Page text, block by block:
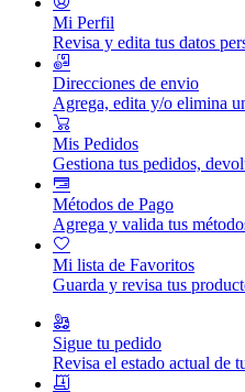
Mi Perfil
Revisa y edita tus datos
Direcciones de envio
Agrega, edita y/o elimina
Mis Pedidos
Gestiona tus pedidos,
Métodos de Pago
Agrega y valida tus
Mi lista de Favoritos
Guarda y revisa tus
Sigue tu pedido
Revisa el estado actual de